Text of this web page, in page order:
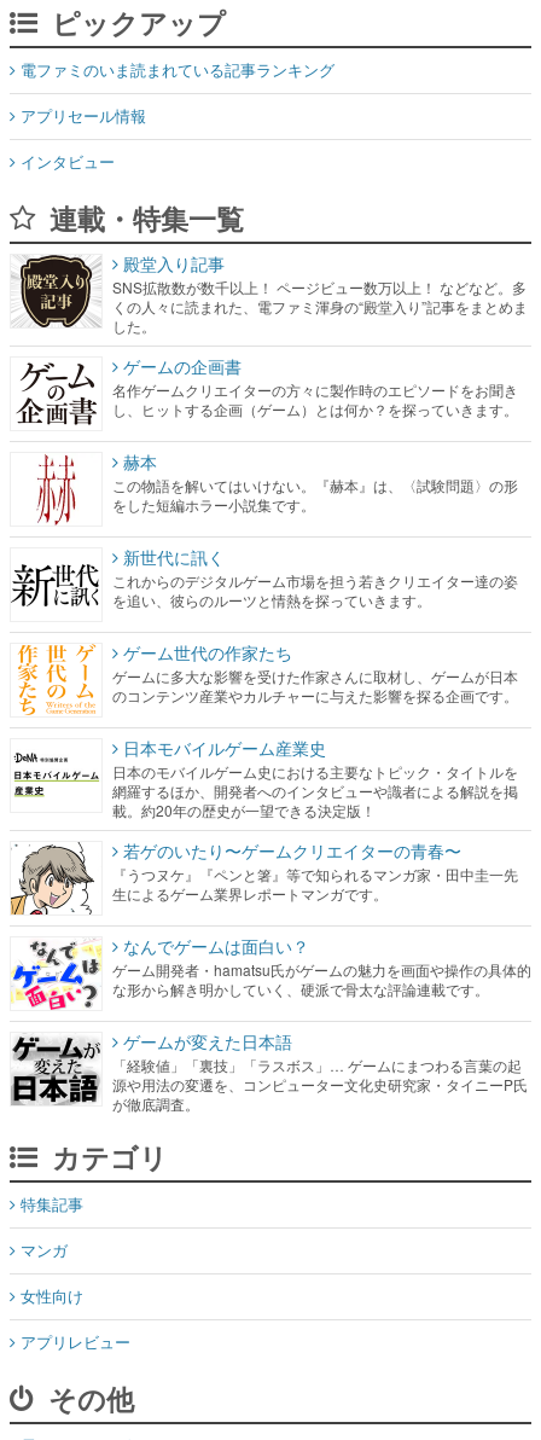
ピックアップ
電ファミのいま読まれている記事ランキング
アプリセール情報
インタビュー
連載・特集一覧
殿堂入り記事
SNS拡散数が数千以上！ ページビュー数万以上！ などなど。多
くの人々に読まれた、電ファミ渾身の“殿堂入り”記事をまとめま
した。
ゲームの企画書
名作ゲームクリエイターの方々に製作時のエピソードをお聞き
し、ヒットする企画（ゲーム）とは何か？を探っていきます。
赫本
この物語を解いてはいけない。『赫本』は、〈試験問題〉の形
をした短編ホラー小説集です。
新世代に訊く
これからのデジタルゲーム市場を担う若きクリエイター達の姿
を追い、彼らのルーツと情熱を探っていきます。
ゲーム世代の作家たち
ゲームに多大な影響を受けた作家さんに取材し、ゲームが日本
のコンテンツ産業やカルチャーに与えた影響を探る企画です。
日本モバイルゲーム産業史
日本のモバイルゲーム史における主要なトピック・タイトルを
網羅するほか、開発者へのインタビューや識者による解説を掲
載。約20年の歴史が一望できる決定版！
若ゲのいたり〜ゲームクリエイターの青春〜
『うつヌケ』『ペンと箸』等で知られるマンガ家・田中圭一先
生によるゲーム業界レポートマンガです。
なんでゲームは面白い？
ゲーム開発者・hamatsu氏がゲームの魅力を画面や操作の具体的
な形から解き明かしていく、硬派で骨太な評論連載です。
ゲームが変えた日本語
「経験値」「裏技」「ラスボス」… ゲームにまつわる言葉の起
源や用法の変遷を、コンピューター文化史研究家・タイニーP氏
が徹底調査。
カテゴリ
特集記事
マンガ
女性向け
アプリレビュー
その他